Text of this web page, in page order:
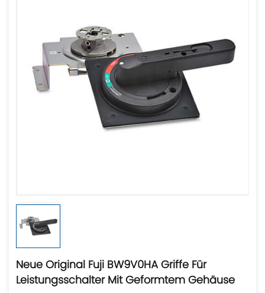
Neue Original Fuji BW9V0HA Griffe Für
Leistungsschalter Mit Geformtem Gehäuse